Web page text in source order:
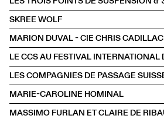
Archives
Médiathèque
Éditions
Informations
FR/EN
HORS LES MURS Aurillac
SKREE WOLF
MARION DUVAL - CIE CHRIS CADILLAC
MARIE-CAROLINE HOMINAL